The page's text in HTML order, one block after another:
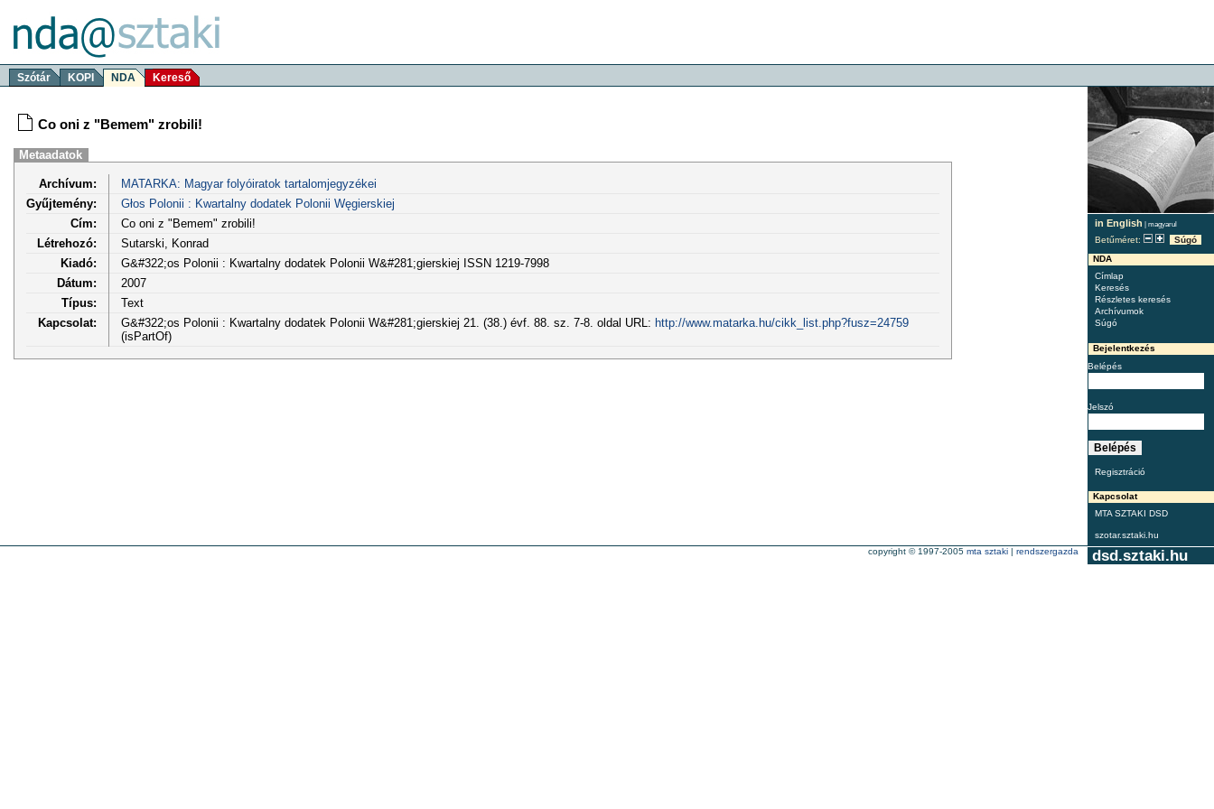
Szótár KOPI NDA Kereső
in English | magyarul
Betűméret:
Súgó
NDA
Címlap
Keresés
Részletes keresés
Archívumok
Súgó
Bejelentkezés
Belépés
Jelszó
Regisztráció
Kapcsolat
MTA SZTAKI DSD
szotar.sztaki.hu
Co oni z "Bemem" zrobili!
Metaadatok
Archívum:
MATARKA: Magyar folyóiratok tartalomjegyzékei
Gyűjtemény:
Głos Polonii : Kwartalny dodatek Polonii Węgierskiej
Cím:
Co oni z "Bemem" zrobili!
Létrehozó:
Sutarski, Konrad
Kiadó:
G&#322;os Polonii : Kwartalny dodatek Polonii W&#281;gierskiej ISSN 1219-7998
Dátum:
2007
Típus:
Text
Kapcsolat:
G&#322;os Polonii : Kwartalny dodatek Polonii W&#281;gierskiej 21. (38.) évf. 88. sz. 7-8. oldal URL: http://www.matarka.hu/cikk_list.php?fusz=24759
(isPartOf)
dsd.sztaki.hu
copyright © 1997-2005 mta sztaki | rendszergazda